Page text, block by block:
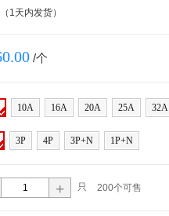
1天内发货）
/个
10A 16A 20A 25A 32A
3P 4P 3P+N 1P+N
+ 只 200个可售